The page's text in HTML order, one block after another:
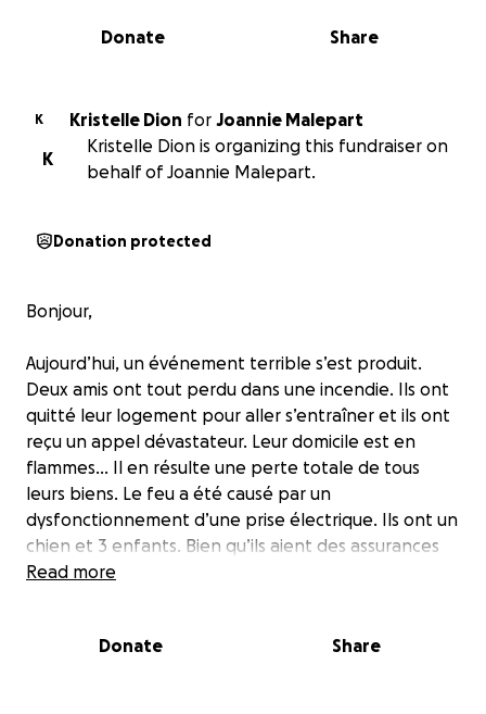
0% complete
Share
Donate
K Kristelle Dion for Joannie Malepart
K
Kristelle Dion is organizing this fundraiser on
behalf of Joannie Malepart.
Donation protected
Bonjour,
Aujourd’hui, un événement terrible s’est produit.
Deux amis ont tout perdu dans une incendie. Ils ont
quitté leur logement pour aller s’entraîner et ils ont
reçu un appel dévastateur. Leur domicile est en
flammes… Il en résulte une perte totale de tous
leurs biens. Le feu a été causé par un
dysfonctionnement d’une prise électrique. Ils ont un
chien et 3 enfants. Bien qu’ils aient des assurances
habitation, je souhaite récolter des fonds pour leur
permettre d’acheter les biens nécessaires à eux et à
Read more
Donate Share